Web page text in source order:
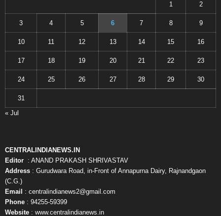
1 2
3 4 5 6 7 8 9
10 11 12 13 14 15 16
17 18 19 20 21 22 23
24 25 26 27 28 29 30
31
« Jul
CENTRALINDIANEWS.IN
Editor : ANAND PRAKASH SHRIVASTAV
Address : Gurudwara Road, in-Front of Annapurna Dairy, Rajnandgaon
(C.G.)
Email
: centralindianews2@gmail.com
Phone : 94255-59399
Website : www.centralindianews.in